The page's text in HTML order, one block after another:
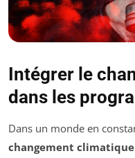
Intégrer le
dans les
Dans un monde en
changement climatique